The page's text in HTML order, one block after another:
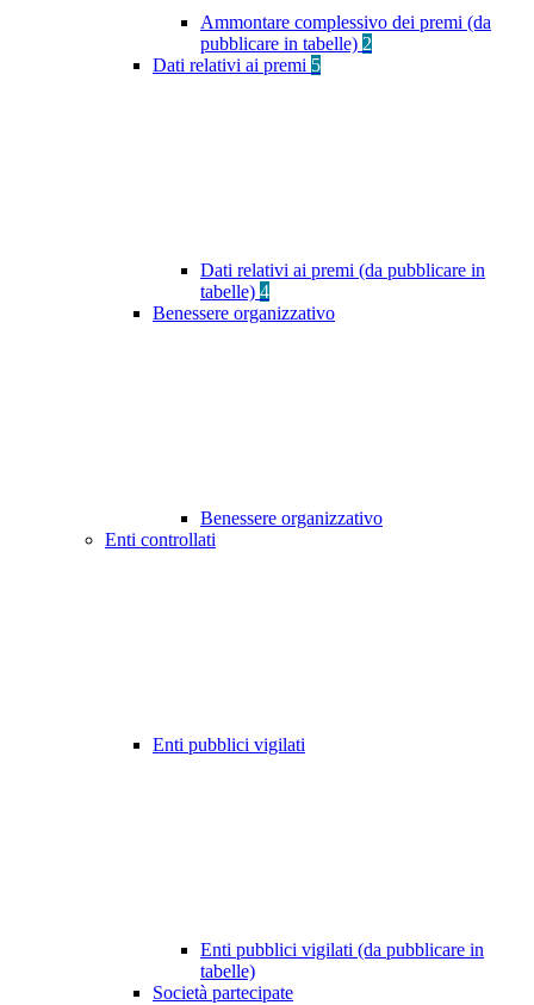
Ammontare complessivo dei premi (da
pubblicare in tabelle) 2
Dati relativi ai premi 5
Dati relativi ai premi (da pubblicare in
tabelle) 4
Benessere organizzativo
Benessere organizzativo
Enti controllati
Enti pubblici vigilati
Enti pubblici vigilati (da pubblicare in
tabelle)
Società partecipate